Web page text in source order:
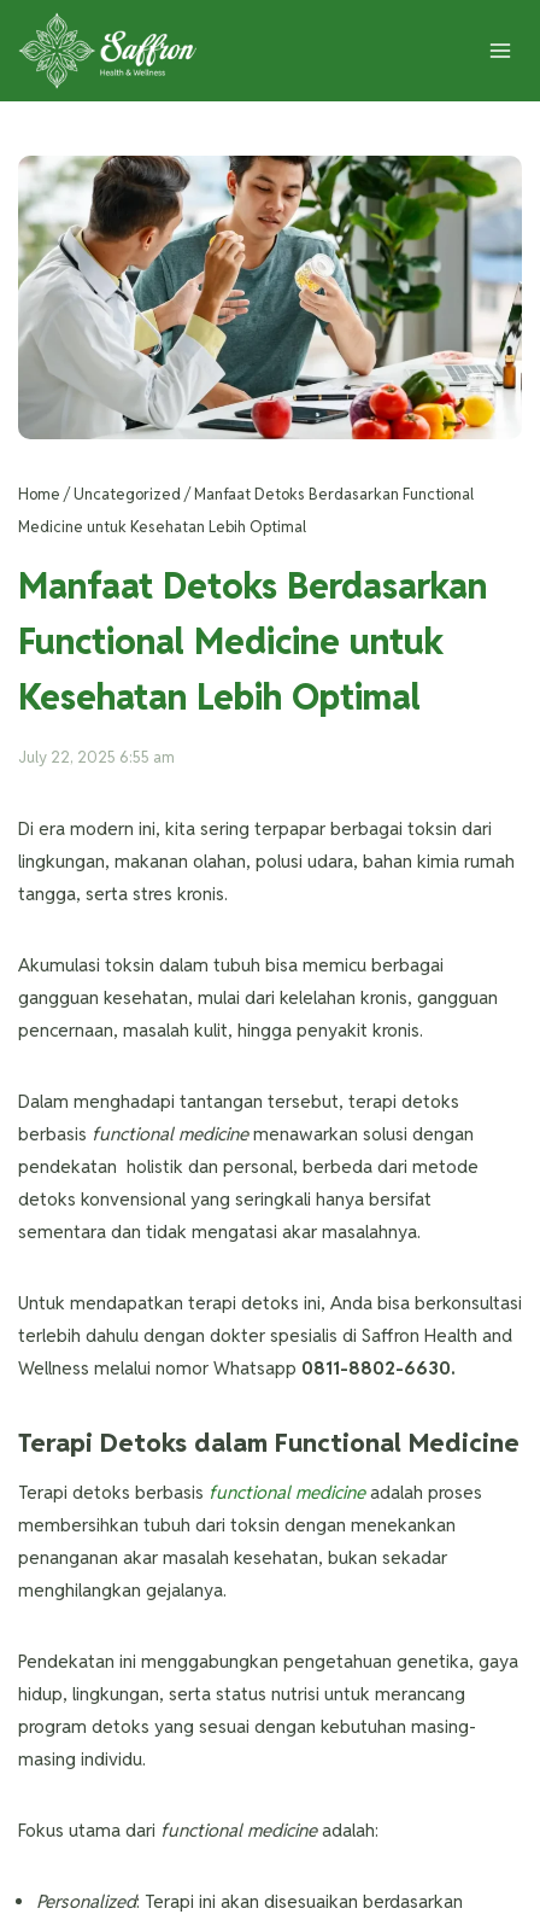
Home /Uncategorized/Manfaat Detoks Berdasarkan Functional
Medicine untuk Kesehatan Lebih Optimal
Manfaat Detoks Berdasarkan
Functional Medicine untuk
Kesehatan Lebih Optimal
July 22, 2025 6:55 am
Di era modern ini, kita sering terpapar berbagai toksin dari
lingkungan, makanan olahan, polusi udara, bahan kimia rumah
tangga, serta stres kronis.
Akumulasi toksin dalam tubuh bisa memicu berbagai
gangguan kesehatan, mulai dari kelelahan kronis, gangguan
pencernaan, masalah kulit, hingga penyakit kronis.
Dalam menghadapi tantangan tersebut, terapi detoks
berbasis functional medicinemenawarkan solusi dengan
pendekatan holistik dan personal, berbeda dari metode
detoks konvensional yang seringkali hanya bersifat
sementara dan tidak mengatasi akar masalahnya.
Untuk mendapatkan terapi detoks ini, Anda bisa berkonsultasi
terlebih dahulu dengan dokter spesialis di Saffron Health and
Wellness melalui nomor Whatsapp ​​ 0811-8802-6630.
Terapi Detoks dalam Functional Medicine
Terapi detoks berbasis functional medicineadalah proses
membersihkan tubuh dari toksin dengan menekankan
penanganan akar masalah kesehatan, bukan sekadar
menghilangkan gejalanya.
Pendekatan ini menggabungkan pengetahuan genetika, gaya
hidup, lingkungan, serta status nutrisi untuk merancang
program detoks yang sesuai dengan kebutuhan masing-
masing individu.
Fokus utama dari functional medicineadalah:
Personalized: Terapi ini akan disesuaikan berdasarkan